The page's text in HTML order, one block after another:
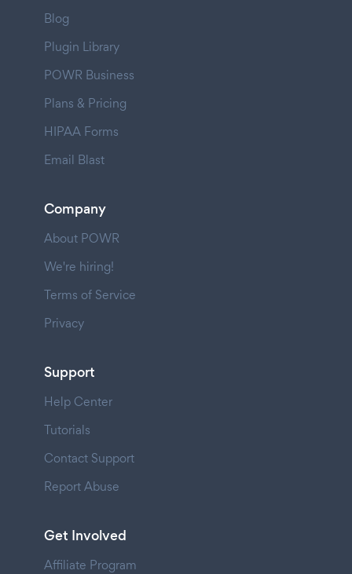
Blog
Plugin Library
POWR Business
Plans & Pricing
HIPAA Forms
Email Blast
Company
About POWR
We're hiring!
Terms of Service
Privacy
Support
Help Center
Tutorials
Contact Support
Report Abuse
Get Involved
Affiliate Program